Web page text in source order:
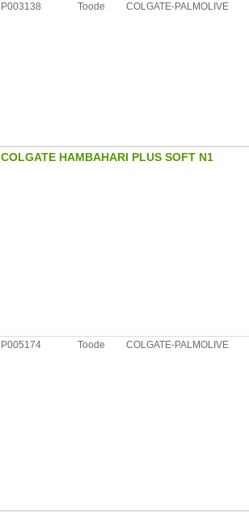
P003138 Toode COLGATE-PALMOLIVE
COLGATE HAMBAHARI PLUS SOFT N1
P005174 Toode COLGATE-PALMOLIVE